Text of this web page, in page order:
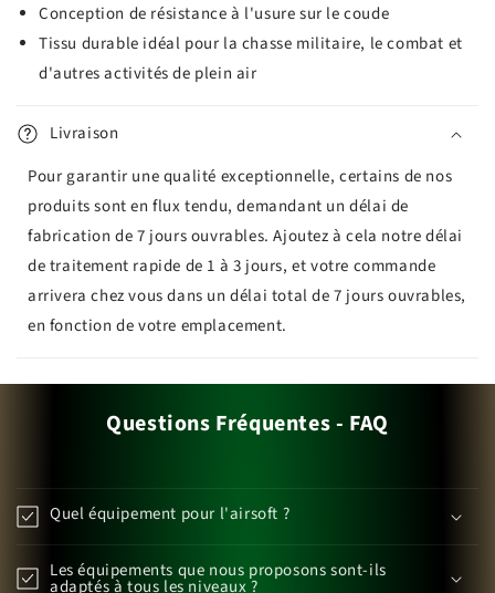
Conception de résistance à l'usure sur le coude
Tissu durable idéal pour la chasse militaire, le combat et
d'autres activités de plein air
Livraison
Pour garantir une qualité exceptionnelle, certains de nos
produits sont en flux tendu, demandant un délai de
fabrication de 7 jours ouvrables. Ajoutez à cela notre délai
de traitement rapide de 1 à 3 jours, et votre commande
arrivera chez vous dans un délai total de 7 jours ouvrables,
en fonction de votre emplacement.
Questions Fréquentes - FAQ
Quel équipement pour l'airsoft ?
Les équipements que nous proposons sont-ils
adaptés à tous les niveaux ?